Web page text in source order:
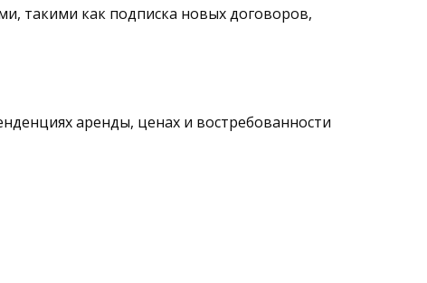
такими как подписка новых договоров,
аренды, ценах и востребованности